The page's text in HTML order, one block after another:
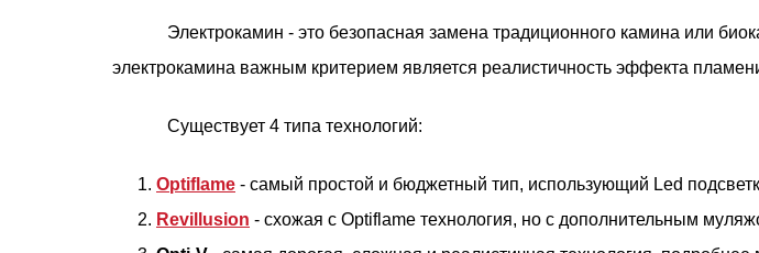
Электрокамин - это безопасная замена традиционного камина или
электрокамина важным критерием является реалистичность эффекта
Существует 4 типа технологий:
Optiflame - самый простой и бюджетный тип, использующий Led
Revillusion - схожая с Optiflame технология, но с дополнительным